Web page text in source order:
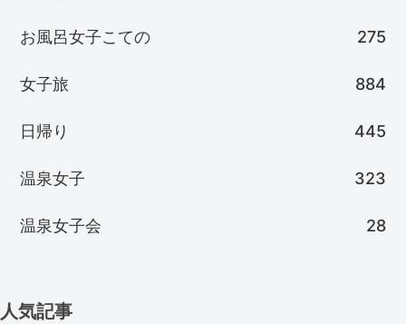
お風呂女子こての 275
女子旅 884
日帰り 445
温泉女子 323
温泉女子会 28
人気記事